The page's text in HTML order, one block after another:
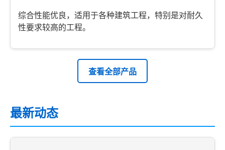
综合性能优良，适用于各种建筑工程，特别是对耐久
性要求较高的工程。
查看全部产品
最新动态